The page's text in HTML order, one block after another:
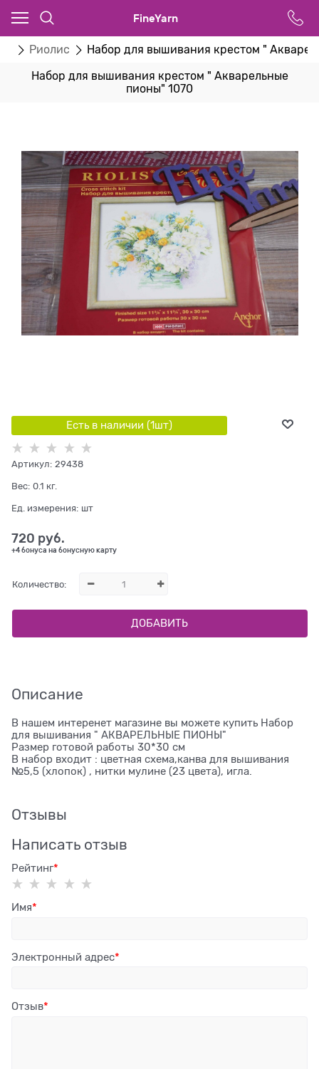
FineYarn
Риолис Набор для вышивания крестом "
Набор для вышивания крестом " Акварельные
пионы" 1070
Есть в наличии (1шт)
Артикул: 29438
Вес: 0.1 кг.
Ед. измерения: шт
720 руб.
+4 бонуса на бонусную карту
Количество:
ДОБАВИТЬ
Описание
В нашем интеренет магазине вы можете купить Набор
для вышивания " АКВАРЕЛЬНЫЕ ПИОНЫ"
Размер готовой работы 30*30 см
В набор входит : цветная схема,канва для вышивания
№5,5 (хлопок) , нитки мулине (23 цвета), игла.
Отзывы
Написать отзыв
Рейтинг
Имя
Электронный адрес
Отзыв